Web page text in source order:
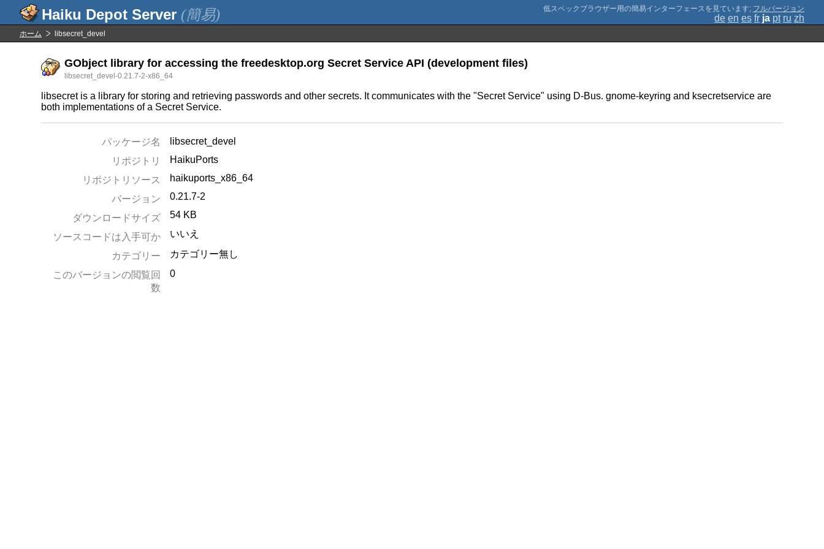
(簡易) ; フルバージョン
de en es fr ja pt ru zh
ホーム libsecret_devel
GObject library for accessing the freedesktop.org Secret Service API (development files)
libsecret_devel-0.21.7-2-x86_64
libsecret is a library for storing and retrieving passwords and other secrets. It communicates with the "Secret Service" using D-Bus. gnome-keyring and ksecretservice are
both implementations of a Secret Service.
パッケージ名
libsecret_devel
リポジトリ
HaikuPorts
リポジトリソース
haikuports_x86_64
バージョン
0.21.7-2
ダウンロードサイズ 54 KB
ソースコードは入手可か いいえ
カテゴリー
カテゴリー無し
このバージョンの閲覧回
数
0